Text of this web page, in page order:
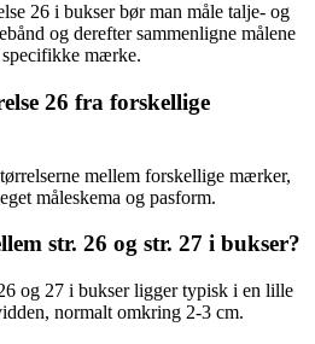
26 i bukser bør man måle talje- og
og derefter sammenligne målene
specifikke mærke.
26 fra forskellige
mellem forskellige mærker,
måleskema og pasform.
str. 26 og str. 27 i bukser?
og 27 i bukser ligger typisk i en lille
normalt omkring 2-3 cm.